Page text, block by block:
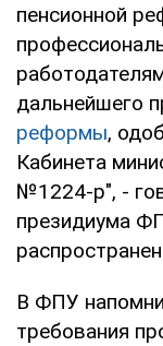
пенсионной
дальнейшего
реформы,
Кабинета
№1224-р", -
президиума
В ФПУ
требования